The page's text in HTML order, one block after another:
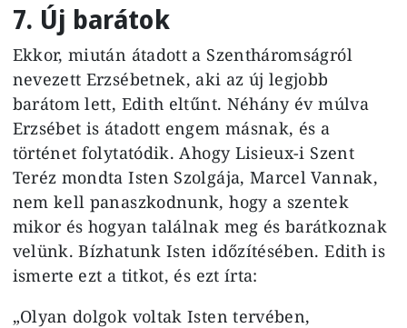
7. Új barátok
Ekkor, miután átadott a Szentháromságról
nevezett Erzsébetnek, aki az új legjobb
barátom lett, Edith eltűnt. Néhány év múlva
Erzsébet is átadott engem másnak, és a
történet folytatódik. Ahogy Lisieux-i Szent
Teréz mondta Isten Szolgája, Marcel Vannak,
nem kell panaszkodnunk, hogy a szentek
mikor és hogyan találnak meg és barátkoznak
velünk. Bízhatunk Isten időzítésében. Edith is
ismerte ezt a titkot, és ezt írta:
„Olyan dolgok voltak Isten tervében,